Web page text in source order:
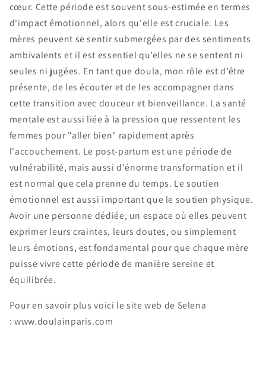
cœur. Cette période est souvent sous-estimée en termes
d'impact émotionnel, alors qu'elle est cruciale. Les
mères peuvent se sentir submergées par des sentiments
ambivalents et il est essentiel qu’elles ne se sentent ni
seules ni jugées. En tant que doula, mon rôle est d’être
présente, de les écouter et de les accompagner dans
cette transition avec douceur et bienveillance. La santé
mentale est aussi liée à la pression que ressentent les
femmes pour "aller bien" rapidement après
l'accouchement. Le post-partum est une période de
vulnérabilité, mais aussi d'énorme transformation et il
est normal que cela prenne du temps. Le soutien
émotionnel est aussi important que le soutien physique.
Avoir une personne dédiée, un espace où elles peuvent
exprimer leurs craintes, leurs doutes, ou simplement
leurs émotions, est fondamental pour que chaque mère
puisse vivre cette période de manière sereine et
équilibrée.
Pour en savoir plus voici le site web de Selena
: www.doulainparis.com